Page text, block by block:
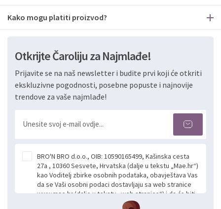
Kako mogu platiti proizvod?
Otkrijte Čaroliju za Najmlađe!
Prijavite se na naš newsletter i budite prvi koji će otkriti
ekskluzivne pogodnosti, posebne popuste i najnovije
trendove za vaše najmlađe!
BRO'N BRO d.o.o., OIB: 10590165499, Kašinska cesta
27a , 10360 Sesvete, Hrvatska (dalje u tekstu „Mae.hr“)
kao Voditelj zbirke osobnih podataka, obavještava Vas
da se Vaši osobni podaci dostavljaju sa web stranice
www.mae.hr (dalje u tekstu „web stranice“) i da će biti
obrađeni. Prihvaćanjem ove Izjave smatra se da